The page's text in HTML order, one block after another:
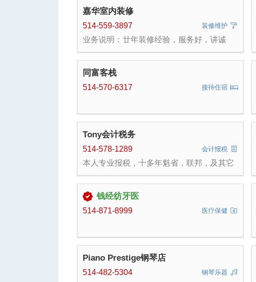
店（堂吃，快餐，外卖，自取和线上点
餐），酒吧，车载食品售卖(FOOD
TRUCK)，食品自助机（kiosk） 其次我们的
零售批发系统也深受大家喜爱，线上线下技
术打通任督二脉，助力用户实现利润翻番。
品折扣，统计报表等等都非常方便实用；大
商超的员工管理和客户管理提高了业主的运
营能力和财务收入；实时库存显示和进销存
系统是连锁店的不二选择。 早期，在单板收
业务。
嘉华室内装修
装修维护
514-559-3897
业务说明：廿年装修经验，服务好，讲诚
同富客栈
接待住宿
514-570-6317
Tony会计税务
会计报税
514-578-1289
本人专业报税，十多年魁省，联邦，及其它
划, 房产卖卖税务，家庭报税及合理避税，
等。 留学生有优惠。有需要请联系。 邮
箱：tonyhappy2013@gmail.com 微信：
Tony_20155102 手机：514 578 1289
钱经纺牙医
医疗保健
514-871-8999
Piano Prestige钢琴店
钢琴乐器
514-482-5304